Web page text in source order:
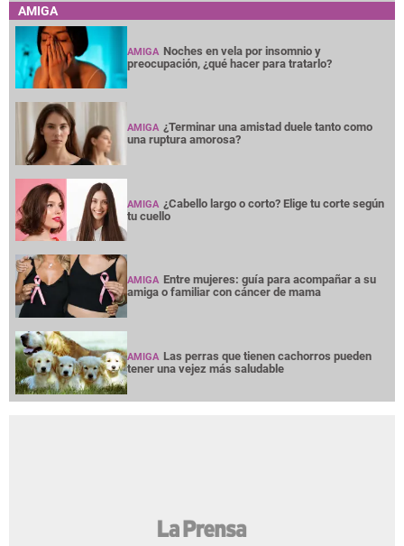
AMIGA
AMIGA Noches en vela por insomnio y
preocupación, ¿qué hacer para tratarlo?
AMIGA ¿Terminar una amistad duele tanto como
una ruptura amorosa?
AMIGA ¿Cabello largo o corto? Elige tu corte según
tu cuello
AMIGA Entre mujeres: guía para acompañar a su
amiga o familiar con cáncer de mama
AMIGA Las perras que tienen cachorros pueden
tener una vejez más saludable